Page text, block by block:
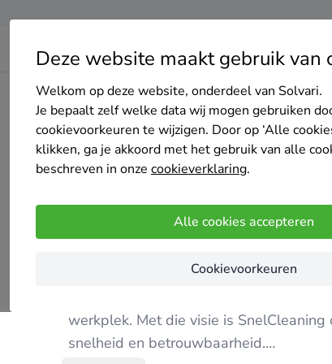
Deze website maakt gebruik van
Welkom op deze website, onderdeel van Solvari.
Je bepaalt zelf welke data wij mogen gebruiken
cookievoorkeuren te wijzigen. Door op ‘Alle
klikken, ga je akkoord met het gebruik van alle
beschreven in onze cookieverklaring.
Alle cookies accepteren
Cookievoorkeuren
Home Bedrijven overzicht Snel Cleaning
Nog geen reviews
Bij SnelCleaning geloven we dat een
werkplek. Met die visie is
snelheid en betrouwbaarheid.